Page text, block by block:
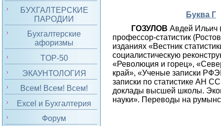
БУХГАЛТЕРСКИЕ
ПАРОДИИ
Бухгалтерские
афоризмы
TOP-50
ЭКАУНТОЛОГИЯ
Всем! Всем! Всем!
Excel и Бухгалтерия
Форум
Буква Г
ГОЗУЛОВ Авдей
про­фес­сор-статистик
изданиях «Вестник
социалистическую
«Революция и горец»,
край», «Ученые записки
записки по статистике АН
доклады высшей школы.
науки». Переводы на